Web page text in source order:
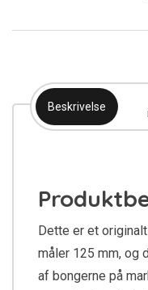
Beskrivelse
Dette er et
måler 125 mm, og
af bongerne på